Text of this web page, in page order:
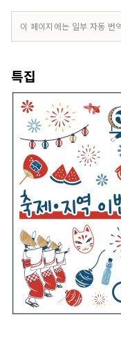
이 페이지에는 일부 자동 번
특집